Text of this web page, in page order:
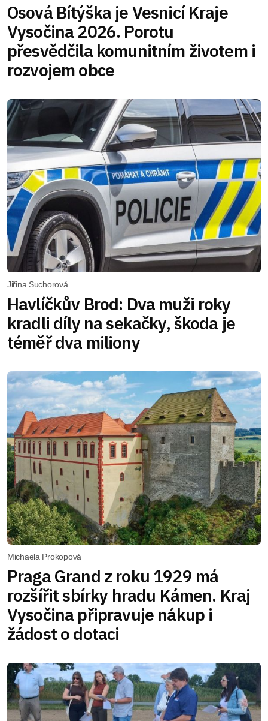
Osová Bítýška je Vesnicí Kraje
Vysočina 2026. Porotu
přesvědčila komunitním životem i
rozvojem obce
Jiřina Suchorová
Havlíčkův Brod: Dva muži roky
kradli díly na sekačky, škoda je
téměř dva miliony
Michaela Prokopová
Praga Grand z roku 1929 má
rozšířit sbírky hradu Kámen. Kraj
Vysočina připravuje nákup i
žádost o dotaci